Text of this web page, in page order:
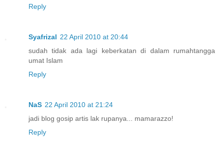
Reply
Syafrizal 22 April 2010 at 20:44
sudah tidak ada lagi keberkatan di dalam rumahtangga
umat Islam
Reply
NaS 22 April 2010 at 21:24
jadi blog gosip artis lak rupanya... mamarazzo!
Reply